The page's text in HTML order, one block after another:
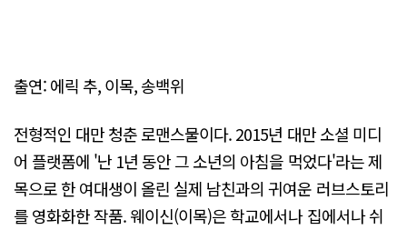
출연: 에릭 추, 이목, 송백위
전형적인 대만 청춘 로맨스물이다. 2015년 대만 소셜 미디
어 플랫폼에 '난 1년 동안 그 소년의 아침을 먹었다'라는 제
목으로 한 여대생이 올린 실제 남친과의 귀여운 러브스토리
를 영화화한 작품. 웨이신(이목)은 학교에서나 집에서나 쉬